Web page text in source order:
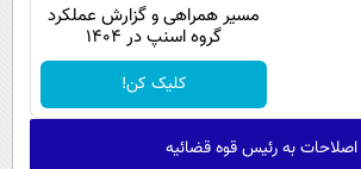
مسیر همراهی و گزارش عملکرد
گروه اسنپ در ۱۴۰۴
کلیک کن!
به رئیس قوه قضائیه